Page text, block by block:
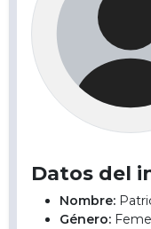
Datos del
Nombre:
Género: